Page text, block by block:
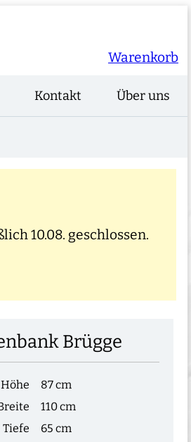
Warenkorb
Über uns
Kontakt
10.08. geschlossen.
Brügge
Höhe
87 cm
110 cm
Tiefe
65 cm